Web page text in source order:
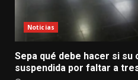
Noticias
Sepa qué debe hacer si su
suspendida por faltar a